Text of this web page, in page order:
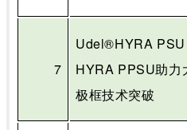
7
Udel®HYRA
HYRA PPSU助力
极框技术突破